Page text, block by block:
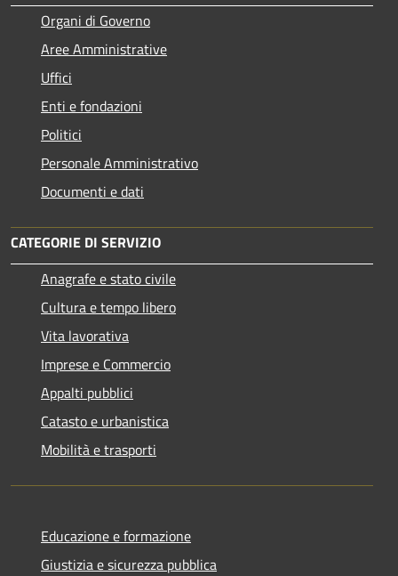
Organi di Governo
Aree Amministrative
Uffici
Enti e fondazioni
Politici
Personale Amministrativo
Documenti e dati
CATEGORIE DI SERVIZIO
Anagrafe e stato civile
Cultura e tempo libero
Vita lavorativa
Imprese e Commercio
Appalti pubblici
Catasto e urbanistica
Mobilità e trasporti
Educazione e formazione
Giustizia e sicurezza pubblica